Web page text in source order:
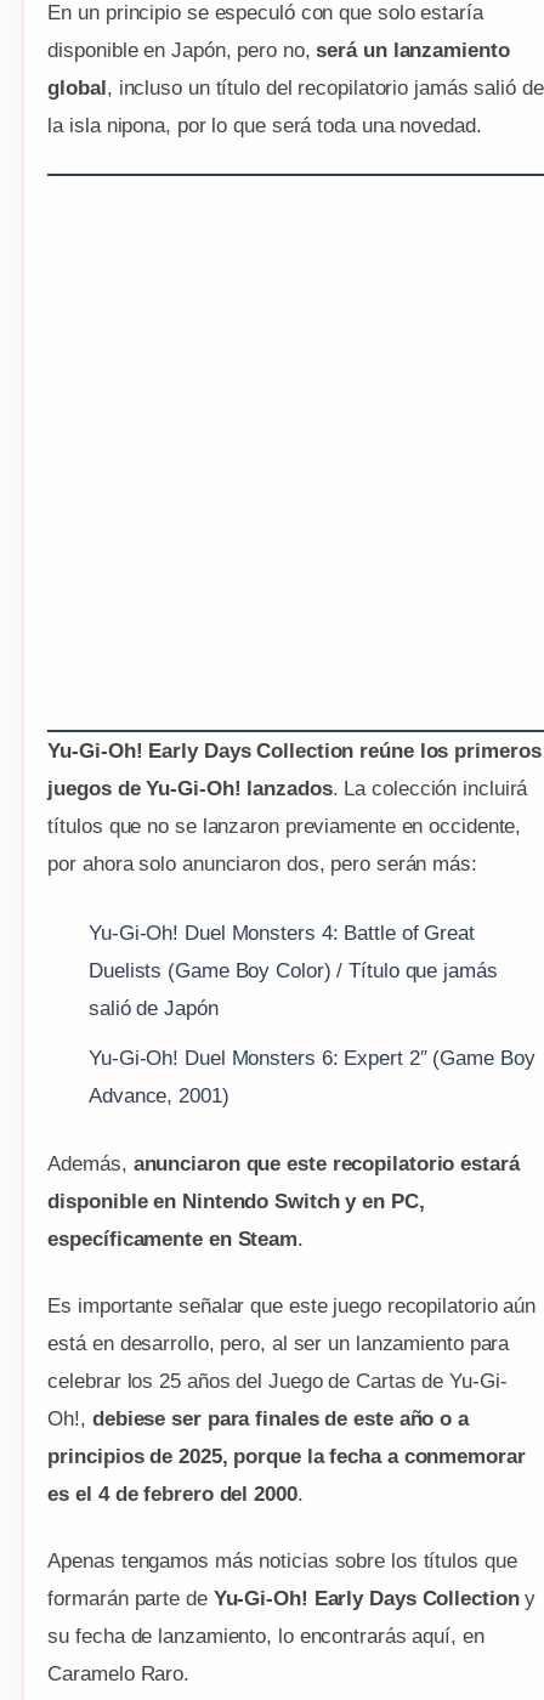
En un principio se especuló con que solo estaría
disponible en Japón, pero no, será un lanzamiento
global , incluso un título del recopilatorio jamás salió de
la isla nipona, por lo que será toda una novedad.
Yu-Gi-Oh! Early Days Collection reúne los primeros
juegos de Yu-Gi-Oh! lanzados. La colección incluirá
títulos que no se lanzaron previamente en occidente,
por ahora solo anunciaron dos, pero serán más:
Yu-Gi-Oh! Duel Monsters 4: Battle of Great
Duelists (Game Boy Color) / Título que jamás
salió de Japón
Yu-Gi-Oh! Duel Monsters 6: Expert 2″ (Game Boy
Advance, 2001)
Además, anunciaron que este recopilatorio estará
disponible en Nintendo Switch y en PC,
específicamente en Steam.
Es importante señalar que este juego recopilatorio aún
está en desarrollo, pero, al ser un lanzamiento para
celebrar los 25 años del Juego de Cartas de Yu-Gi-
Oh!, debiese ser para finales de este año o a
principios de 2025, porque la fecha a conmemorar
es el 4 de febrero del 2000.
Apenas tengamos más noticias sobre los títulos que
formarán parte de Yu-Gi-Oh! Early Days Collectiony
su fecha de lanzamiento, lo encontrarás aquí, en
Caramelo Raro.